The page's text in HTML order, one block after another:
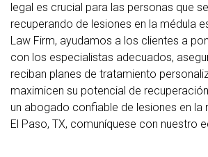
legal es crucial para las personas que
recuperando de lesiones en la médula
Law Firm, ayudamos a los clientes a
con los especialistas adecuados,
reciban planes de tratamiento
maximicen su potencial de
un abogado confiable de lesiones en la
El Paso, TX, comuníquese con nuestro